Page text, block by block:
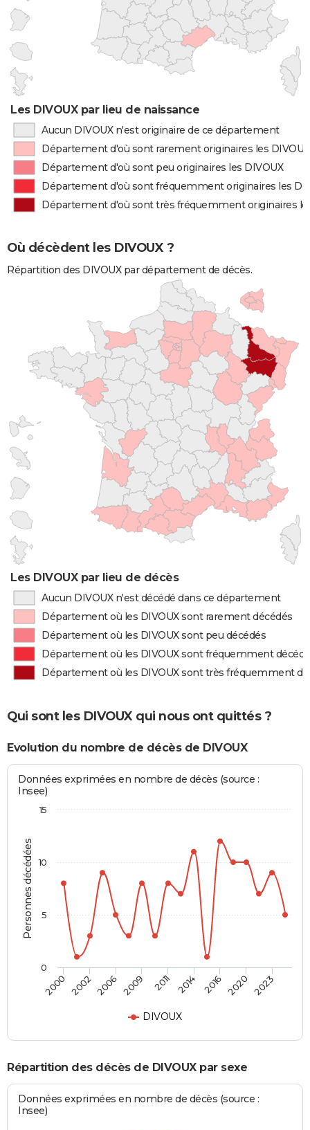
Les DIVOUX par lieu de naissance
Aucun DIVOUX n'est originaire de ce département
Département d'où sont rarement originaires les DIVOUX
Département d'où sont peu originaires les DIVOUX
Département d'où sont fréquemment originaires les
Département d'où sont très fréquemment originaires
Où décèdent les DIVOUX ?
Répartition des DIVOUX par département de décès.
Les DIVOUX par lieu de décès
Aucun DIVOUX n'est décédé dans ce département
Département où les DIVOUX sont rarement décédés
Département où les DIVOUX sont peu décédés
Département où les DIVOUX sont fréquemment
Département où les DIVOUX sont très fréquemment
Qui sont les DIVOUX qui nous ont quittés ?
Evolution du nombre de décès de DIVOUX
Personnes décédées
Données exprimées en nombre de décès (source :
Insee)
DIVOUX
2000 2002 2006 2009 2011 2014 2016 2020 2023
0
5
10
15
Répartition des décès de DIVOUX par sexe
Données exprimées en nombre de décès (source :
Insee)